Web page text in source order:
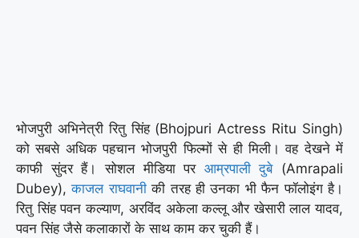
भोजपुरी अभिनेत्री रितु सिंह (Bhojpuri Actress Ritu Singh)
को सबसे अधिक पहचान भोजपुरी फिल्मों से ही मिली। वह देखने में
काफी सुंदर हैं। सोशल मीडिया पर आम्रपाली दुबे(Amrapali
Dubey),काजल राघवानीकी तरह ही उनका भी फैन फॉलोइंग है।
रितु सिंह पवन कल्याण, अरविंद अकेला कल्लू और खेसारी लाल यादव,
पवन सिंह जैसे कलाकारों के साथ काम कर चुकी हैं।